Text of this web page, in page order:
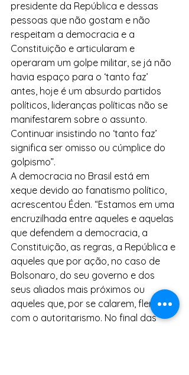
presidente da República e dessas
pessoas que não gostam e não
respeitam a democracia e a
Constituição e articularam e
operaram um golpe militar, se já não
havia espaço para o ‘tanto faz’
antes, hoje é um absurdo partidos
políticos, lideranças políticas não se
manifestarem sobre o assunto.
Continuar insistindo no ‘tanto faz’
significa ser omisso ou cúmplice do
golpismo”.
A democracia no Brasil está em
xeque devido ao fanatismo político,
acrescentou Éden. “Estamos em uma
encruzilhada entre aqueles e aquelas
que defendem a democracia, a
Constituição, as regras, a República e
aqueles que por ação, no caso de
Bolsonaro, do seu governo e dos
seus aliados mais próximos ou
aqueles que, por se calarem, flertam
com o autoritarismo. No final das